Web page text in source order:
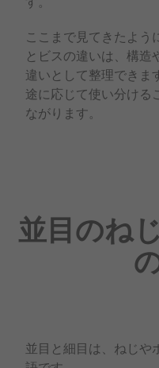
ここまで見てきたよう
とビスの違いは、構造
違いとして整理できま
途に応じて使い分ける
ながります。
並目のね
並目と細目は、ねじや